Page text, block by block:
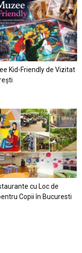
Kid-Friendly de Vizitat
cu Loc de
Copii în Bucuresti